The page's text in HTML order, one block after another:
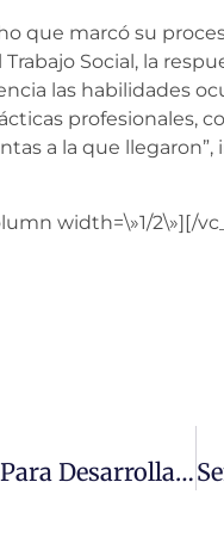
que marcó su
Social, la
las habilidades
profesionales,
a la que llegaron”,
width=\»1/2\»][/
Escuela De Ciencia Política Es Seleccionada Para Desarrollar Dos Proyectos Del Concurso Interno En Investigación UMC